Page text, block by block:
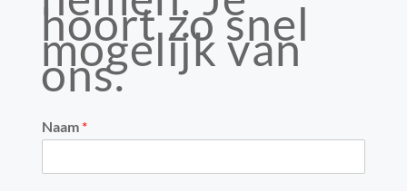
hoort zo snel
mogelijk van
ons.
Naam *